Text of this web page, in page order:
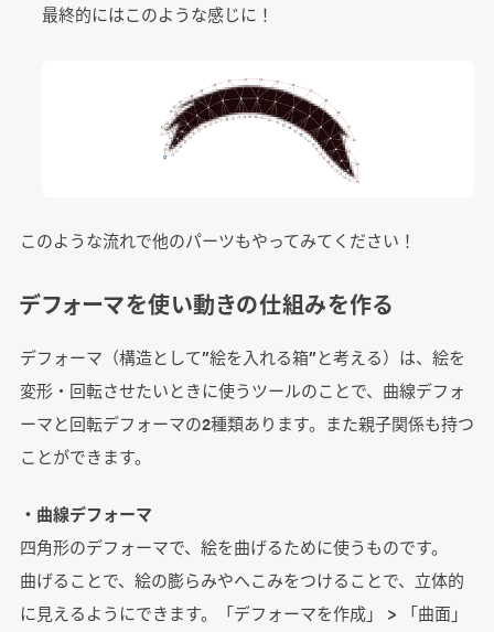
最終的にはこのような感じに！
このような流れで他のパーツもやってみてください！
デフォーマを使い動きの仕組みを作る
デフォーマ（構造として”絵を入れる箱”と考える）は、絵を
変形・回転させたいときに使うツールのことで、曲線デフォ
ーマと回転デフォーマの2種類あります。また親子関係も持つ
ことができます。
・曲線デフォーマ
四角形のデフォーマで、絵を曲げるために使うものです。
曲げることで、絵の膨らみやへこみをつけることで、立体的
に見えるようにできます。「デフォーマを作成」 > 「曲面」